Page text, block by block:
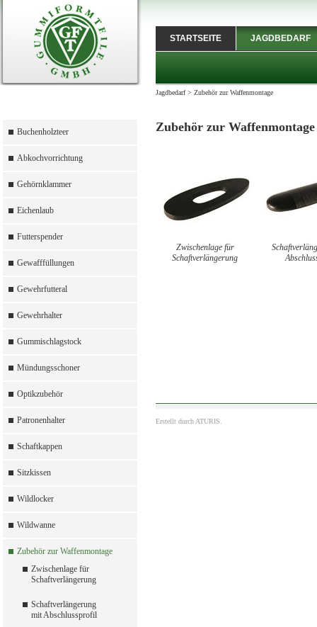
Buchenholzteer
Abkochvorrichtung
Gehörnklammer
Eichenlaub
Futterspender
Gewafffüllungen
Gewehrfutteral
Gewehrhalter
Gummischlagstock
Mündungsschoner
Optikzubehör
Patronenhalter
Schaftkappen
Sitzkissen
Wildlocker
Wildwanne
Zubehör zur Waffenmontage
Zwischenlage für
Schaftverlängerung
Schaftverlängerung
mit Abschlussprofil
STARTSEITE JAGDBEDARF
Jagdbedarf> Zubehör zur Waffenmontage
Zubehör zur Waffenmontage
Zwischenlage für
Schaftverlängerung
Erstellt durch ATURIS.